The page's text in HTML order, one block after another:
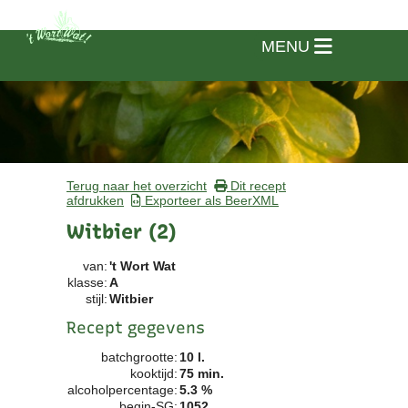
Terug naar het overzicht
Dit recept
afdrukken
Exporteer als BeerXML
Witbier (2)
van:'t Wort Wat
klasse:A
stijl:Witbier
Recept gegevens
batchgrootte: 10 l.
kooktijd:75 min.
alcoholpercentage:5.3 %
MENU
Home